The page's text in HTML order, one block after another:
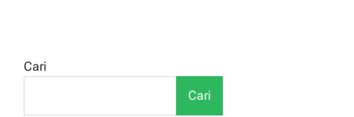
Renyah
Cari
Cari